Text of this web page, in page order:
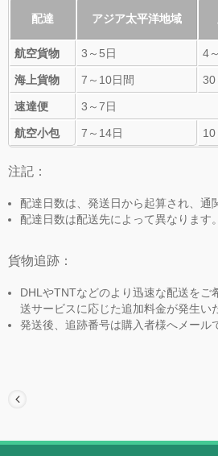
配達 アジア太平洋地域
航空貨物 3～5日 4
海上貨物 7～10日間 30
速達便 3～7日
航空小包 7～14日 10
注記：
配達日数は、発送日から起算され、通
配達日数は配送先によって異なります。
貨物追跡：
DHLやTNTなどのより迅速な配送をご
送サービスに応じた追加料金が発生い
発送後、追跡番号は購入者様へメール